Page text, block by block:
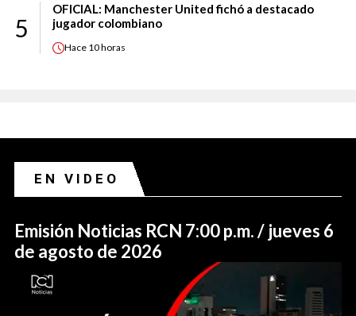
5
OFICIAL: Manchester United fichó a destacado
jugador colombiano
Hace 10 horas
EN VIDEO
Emisión Noticias RCN 7:00 p.m. / jueves 6
de agosto de 2026